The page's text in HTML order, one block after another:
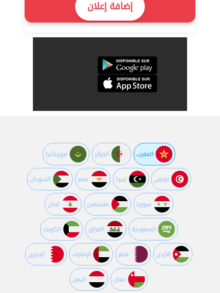
إضافة إعلان
المغرب الجزائر موريتانيا
تونس ليبيا مصر السودان
سوريا فلسطين لبنان
السعودية العراق الكويت
اﻷردن قطر اﻹمارات البحرين
عمان اليمن